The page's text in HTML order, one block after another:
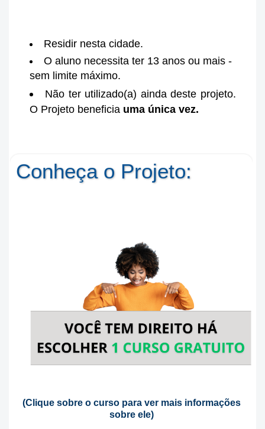
Residir nesta cidade.
O aluno necessita ter 13 anos ou mais -
sem limite máximo.
Não ter utilizado(a) ainda deste projeto.
O Projeto beneficia uma única vez.